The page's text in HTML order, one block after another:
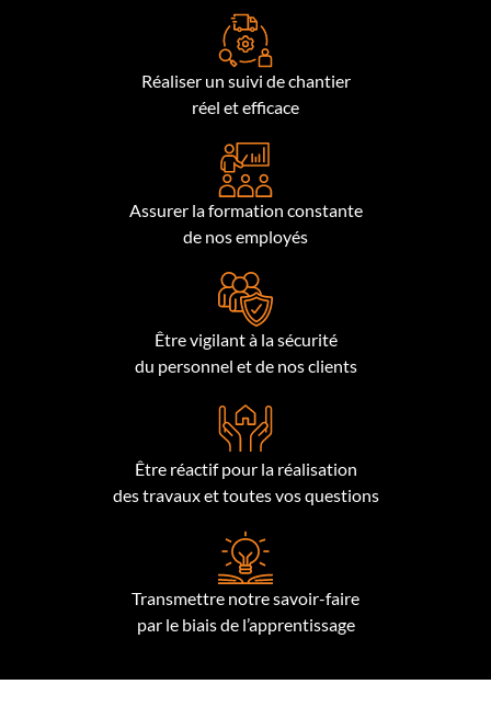
Réaliser un suivi de chantier
réel et efficace
Assurer la formation constante
de nos employés
Être vigilant à la sécurité
du personnel et de nos clients
Être réactif pour la réalisation
des travaux et toutes vos questions
Transmettre notre savoir-faire
par le biais de l’apprentissage